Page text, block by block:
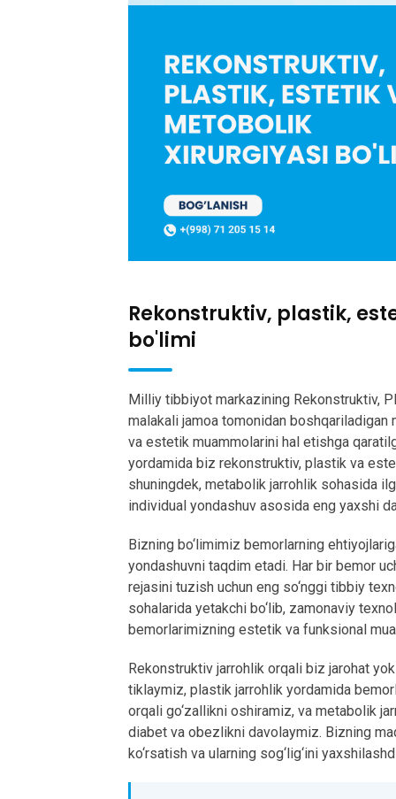
Rekonstruktiv, plastik,
bo'limi
Milliy tibbiyot markazining Rekonstruktiv,
malakali jamoa tomonidan boshqariladigan
va estetik muammolarini hal etishga
yordamida biz rekonstruktiv, plastik va
shuningdek, metabolik jarrohlik sohasida
individual yondashuv asosida eng yaxshi
Bizning bo‘limimiz bemorlarning
yondashuvni taqdim etadi. Har bir bemor
rejasini tuzish uchun eng so‘nggi tibbiy
sohalarida yetakchi bo‘lib, zamonaviy
bemorlarimizning estetik va funksional
Rekonstruktiv jarrohlik orqali biz jarohat
tiklaymiz, plastik jarrohlik yordamida
orqali go‘zallikni oshiramiz, va metabolik
diabet va obezlikni davolaymiz. Bizning
ko‘rsatish va ularning sog‘lig‘ini